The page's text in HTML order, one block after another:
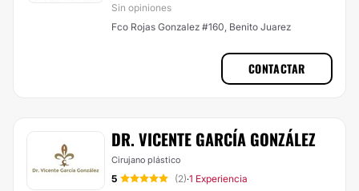
Sin opiniones
Fco Rojas Gonzalez #160, Benito Juarez
CONTACTAR
DR. VICENTE GARCÍA GONZÁLEZ
Cirujano plástico
5 (2)·1 Experiencia